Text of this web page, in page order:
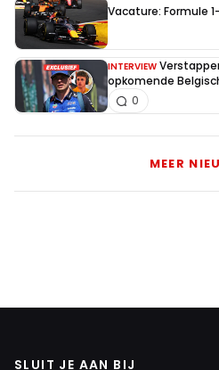
Vacature: Formule
INTERVIEW
opkomende
0
MEER
SLUIT JE AAN BIJ